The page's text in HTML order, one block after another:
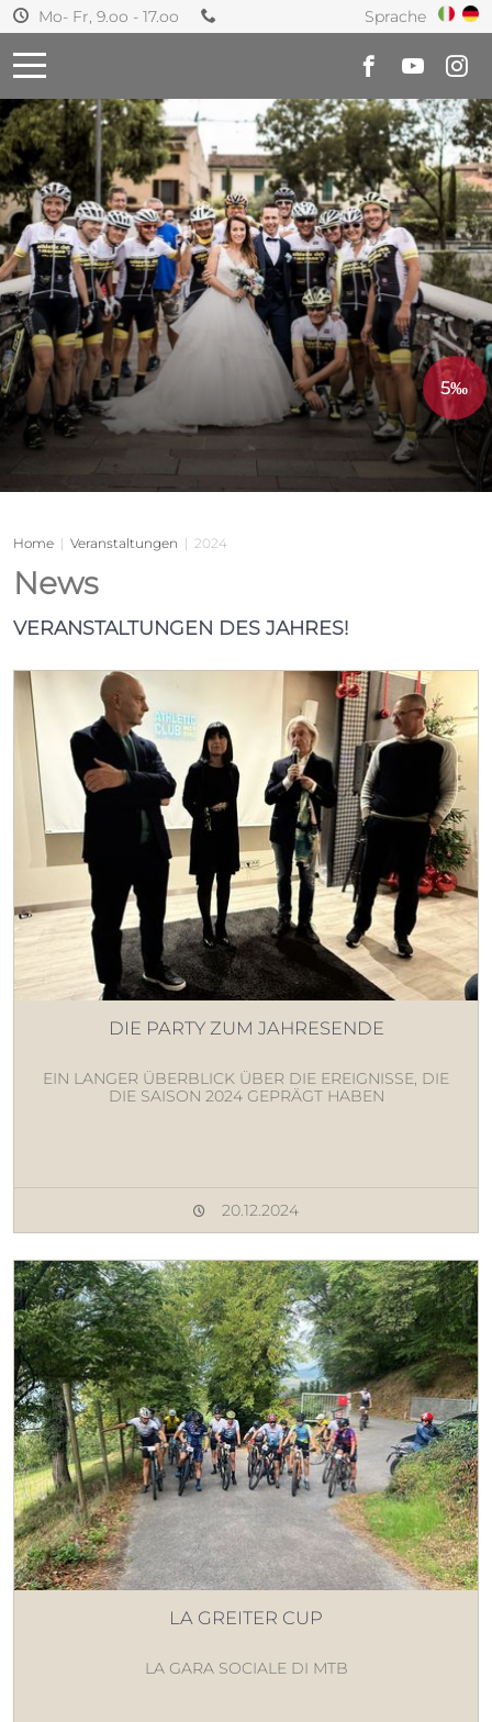
Mo- Fr, 9.oo - 17.oo Sprache
5‰
Home | Veranstaltungen | 2024
News
VERANSTALTUNGEN DES JAHRES!
DIE PARTY ZUM JAHRESENDE
EIN LANGER ÜBERBLICK ÜBER DIE EREIGNISSE, DIE
DIE SAISON 2024 GEPRÄGT HABEN
20.12.2024
LA GREITER CUP
LA GARA SOCIALE DI MTB